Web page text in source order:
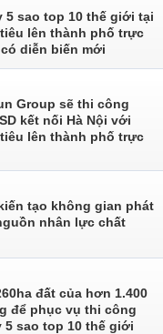
5 sao top 10 thế giới tại
lên thành phố trực
diễn biến mới
Group sẽ thi công
kết nối Hà Nội với
lên thành phố trực
tạo không gian phát
nhân lực chất
đất của hơn 1.400
để phục vụ thi công
5 sao top 10 thế giới